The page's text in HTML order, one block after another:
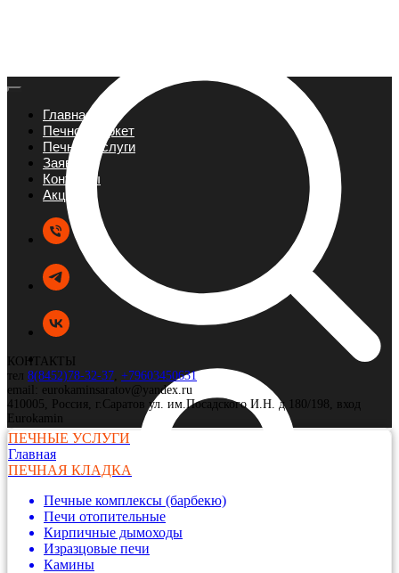
Главная
Печной маркет
Печные услуги
Заявка
Контакты
Акции
КОНТАКТЫ
тел 8(8452)78-32-37, +79603450631
email: eurokaminsaratov@yandex.ru
410005, Россия, г.Саратов ул. им.Посадского И.Н. д 180/198, вход
Eurokamin
ПЕЧНЫЕ УСЛУГИ
Главная
ПЕЧНАЯ КЛАДКА
Печные комплексы (барбекю)
Печи отопительные
Кирпичные дымоходы
Изразцовые печи
Камины